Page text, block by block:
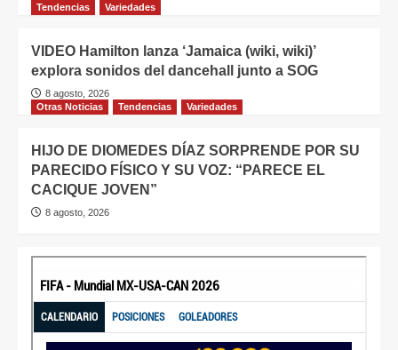
Tendencias
Variedades
VIDEO Hamilton lanza ‘Jamaica (wiki, wiki)’
explora sonidos del dancehall junto a SOG
8 agosto, 2026
Otras Noticias
Tendencias Variedades
HIJO DE DIOMEDES DÍAZ SORPRENDE POR SU
PARECIDO FÍSICO Y SU VOZ: “PARECE EL
CACIQUE JOVEN”
8 agosto, 2026